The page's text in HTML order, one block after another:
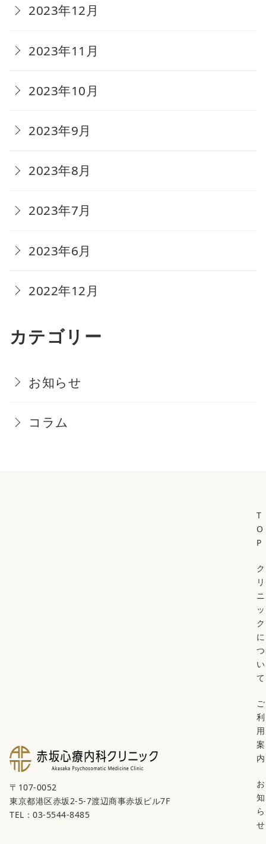
2023年12月
2023年11月
2023年10月
2023年9月
2023年8月
2023年7月
2023年6月
2022年12月
カテゴリー
お知らせ
コラム
〒107-0052
東京都港区赤坂2-5-7渡辺商事赤坂ビル7F
TEL：03-5544-8485
T
O
P
ク
リ
ニ
ッ
ク
に
つ
い
て
ご
利
用
案
内
お
知
ら
せ